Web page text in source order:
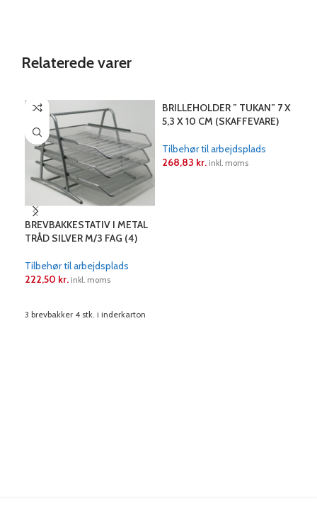
Relaterede varer
BREVBAKKESTATIV I METAL
TRÅD SILVER M/3 FAG (4)
Tilbehør til arbejdsplads
222,50 kr. inkl. moms
3 brevbakker 4 stk. i inderkarton
BRILLEHOLDER ” TUKAN” 7 X
5,3 X 10 CM (SKAFFEVARE)
Tilbehør til arbejdsplads
268,83 kr. inkl. moms